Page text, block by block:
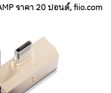
ราคา 20 ปอนด์, fiio.com